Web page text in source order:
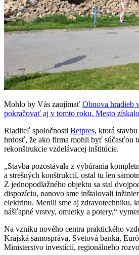
Mohlo by Vás zaujímať Obnova hradieb
pokračovať aj v tomto roku. Mesto
Riaditeľ spoločnosti Betpres, ktorá
hrdosť, že ako firma mohli byť súčasťou
rekonštrukcie vzdelávacej inštitúcie.
„Stavba pozostávala z vybúrania
a strešných konštrukcií, ostal tu len
Z jednopodlažného objektu sa stal
dispozíciu, nanovo sme inštalovali
elektrinu. Menili sme aj zdravotechniku,
nášľapné vrstvy, omietky a potery,“
Na vzniku nového centra praktického
Krajská samospráva, Svetová banka,
Ministerstvo investícií, regionálneho